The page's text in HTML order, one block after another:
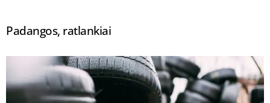
Padangos, ratlankiai